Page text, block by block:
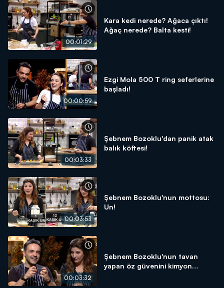
00:01:29
Kara kedi nerede? Ağaca çıktı!
Ağaç nerede? Balta kesti!
00:00:59
Ezgi Mola 500 T ring seferlerine
başladı!
00:03:33
Şebnem Bozoklu'dan panik atak
balık köftesi!
00:03:53
Şebnem Bozoklu'nun mottosu:
Un!
00:03:32
Şebnem Bozoklu'nun tavan
yapan öz güvenini kimyon